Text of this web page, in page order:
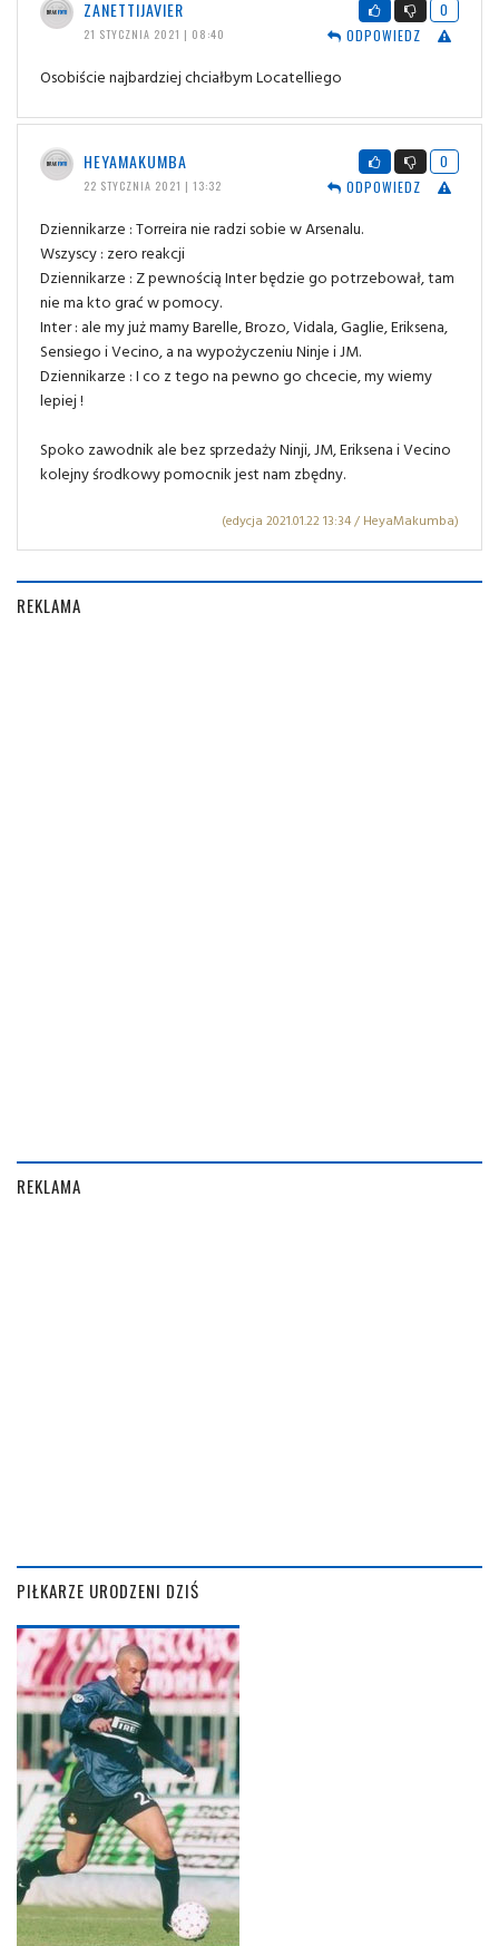
ZANETTIJAVIER
21 STYCZNIA 2021 | 08:40
0
ODPOWIEDZ
Osobiście najbardziej chciałbym Locatelliego
HEYAMAKUMBA
22 STYCZNIA 2021 | 13:32
0
ODPOWIEDZ
Dziennikarze : Torreira nie radzi sobie w Arsenalu.
Wszyscy : zero reakcji
Dziennikarze : Z pewnością Inter będzie go potrzebował, tam
nie ma kto grać w pomocy.
Inter : ale my już mamy Barelle, Brozo, Vidala, Gaglie, Eriksena,
Sensiego i Vecino, a na wypożyczeniu Ninje i JM.
Dziennikarze : I co z tego na pewno go chcecie, my wiemy
lepiej !
Spoko zawodnik ale bez sprzedaży Ninji, JM, Eriksena i Vecino
kolejny środkowy pomocnik jest nam zbędny.
(edycja 2021.01.22 13:34 / HeyaMakumba)
REKLAMA
REKLAMA
PIŁKARZE URODZENI DZIŚ